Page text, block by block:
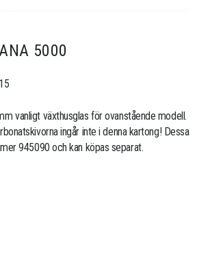
5000
vanligt växthusglas för ovanstående modell.
ingår inte i denna kartong! Dessa
945090 och kan köpas separat.